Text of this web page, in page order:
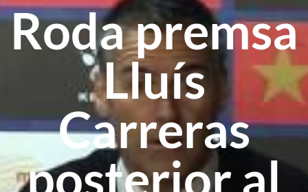
Roda premsa
Lluís
Carreras
posterior al